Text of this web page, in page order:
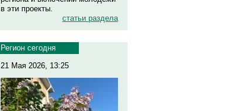
в эти проекты.
статьи раздела
Регион сегодня
21 Мая 2026, 13:25